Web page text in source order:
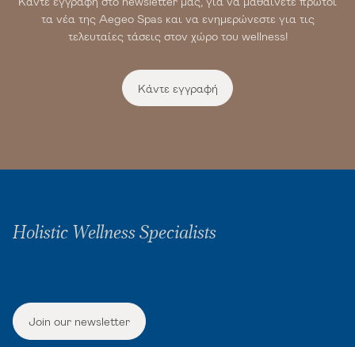
τα νέα της Aegeo Spas και να ενημερώνεστε για τις
τελευταίες τάσεις στον χώρο του wellness!
Κάντε εγγραφή
Holistic Wellness Specialists
Join our newsletter